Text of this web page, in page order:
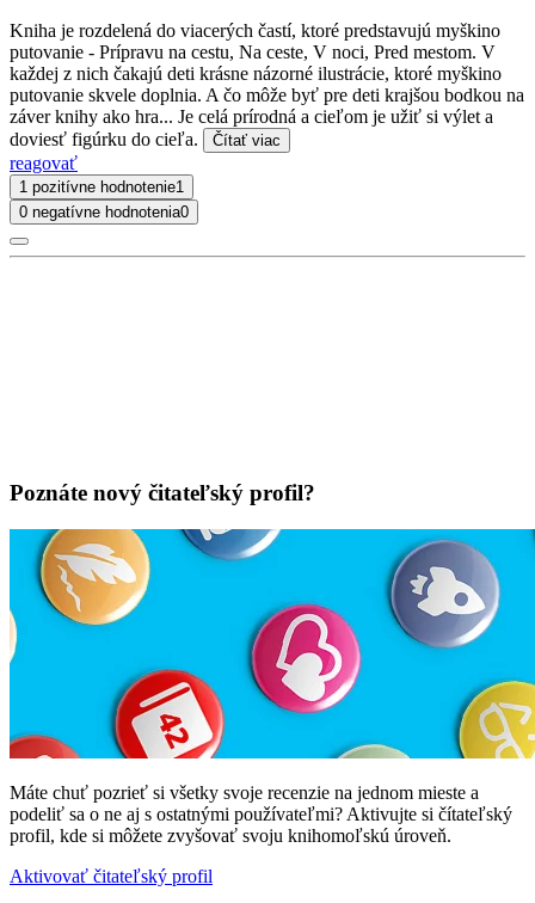
Kniha je rozdelená do viacerých častí, ktoré predstavujú myškino
putovanie - Prípravu na cestu, Na ceste, V noci, Pred mestom. V
každej z nich čakajú deti krásne názorné ilustrácie, ktoré myškino
putovanie skvele doplnia. A čo môže byť pre deti krajšou bodkou na
záver knihy ako hra... Je celá prírodná a cieľom je užiť si výlet a
doviesť figúrku do cieľa.
Čítať viac
reagovať
1 pozitívne hodnotenie1
0 negatívne hodnotenia0
Poznáte nový čitateľský profil?
Máte chuť pozrieť si všetky svoje recenzie na jednom mieste a
podeliť sa o ne aj s ostatnými používateľmi? Aktivujte si čítateľský
profil, kde si môžete zvyšovať svoju knihomoľskú úroveň.
Aktivovať čitateľský profil